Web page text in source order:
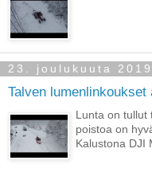
23. joulukuuta 2019
Talven lumenlinkoukset
Lunta on tullut
poistoa on
Kalustona DJI